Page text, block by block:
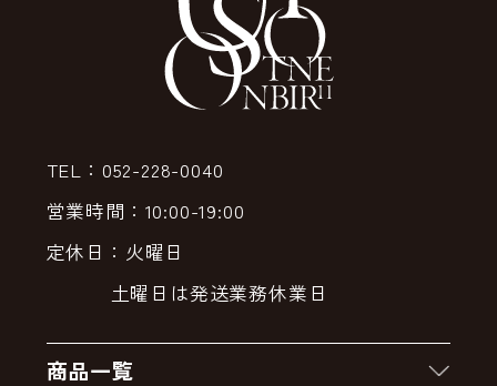
TEL：052-228-0040
営業時間：10:00-19:00
定休日：火曜日
土曜日は発送業務休業日
商品一覧